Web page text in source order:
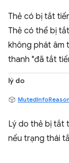
Thẻ có bị tắt
Thẻ có thể bị
không phát âm
thanh "đã tắt
lý do
Lý do thẻ bị tắt
nếu trạng thái